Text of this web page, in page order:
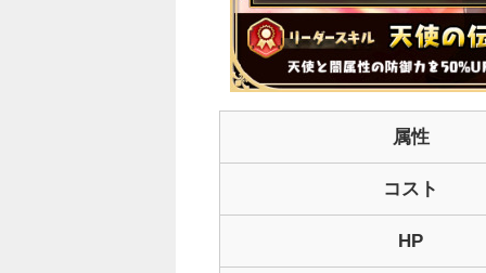
属性
コスト
HP